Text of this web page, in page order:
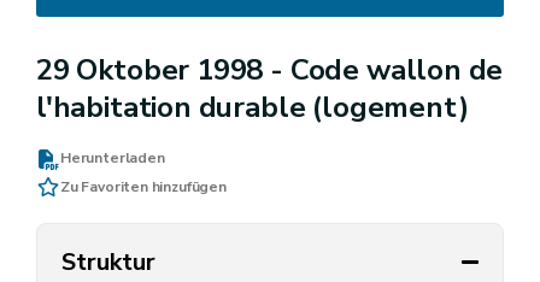
29 Oktober 1998 - Code wallon de
l'habitation durable (logement)
Herunterladen
Zu Favoriten hinzufügen
Struktur